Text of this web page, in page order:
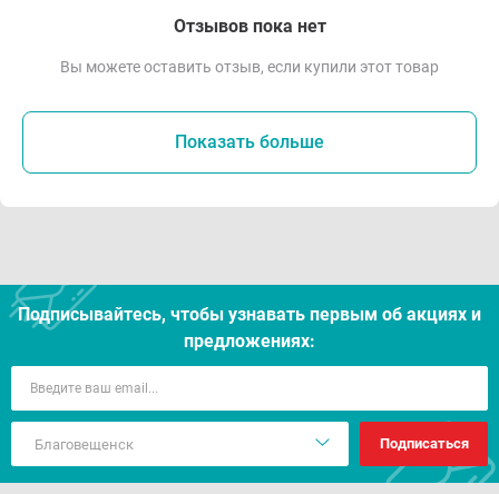
Отзывов пока нет
Вы можете оставить отзыв, если купили этот товар
Показать больше
Подписывайтесь, чтобы узнавать первым об акцияx и
предложениях:
Подписаться